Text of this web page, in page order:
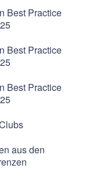
Best Practice
Best Practice
Best Practice
aus den